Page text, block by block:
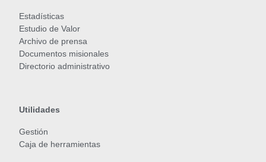
Estadísticas
Estudio de Valor
Archivo de prensa
Documentos misionales
Directorio administrativo
Utilidades
Gestión
Caja de herramientas